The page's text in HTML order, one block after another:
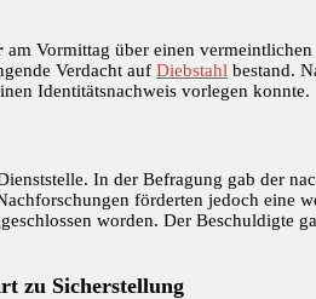
am Vormittag über einen
Verdacht auf Diebstahl bestand.
Identitätsnachweis vorlegen konnte.
In der Befragung gab der
förderten jedoch eine
worden. Der Beschuldigte
zu Sicherstellung